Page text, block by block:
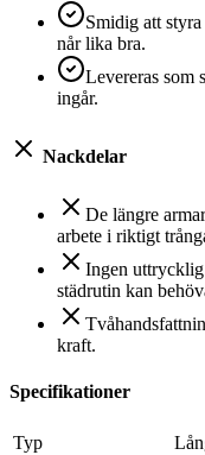
Smidig att
når lika bra.
Levereras som
ingår.
Nackdelar
De längre
arbete i riktigt
Ingen
städrutin kan
kraft.
Specifikationer
Typ